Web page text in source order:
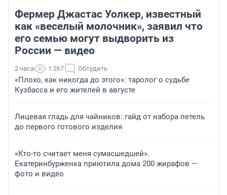
Фермер Джастас Уолкер, известный
как «веселый молочник», заявил что
его семью могут выдворить из
России — видео
2 часа 1 267 Обсудить
«Плохо, как никогда до этого»: таролог о судьбе
Кузбасса и его жителей в августе
Лицевая гладь для чайников: гайд от набора петель
до первого готового изделия
«Кто-то считает меня сумасшедшей».
Екатеринбурженка приютила дома 200 жирафов —
фото и видео